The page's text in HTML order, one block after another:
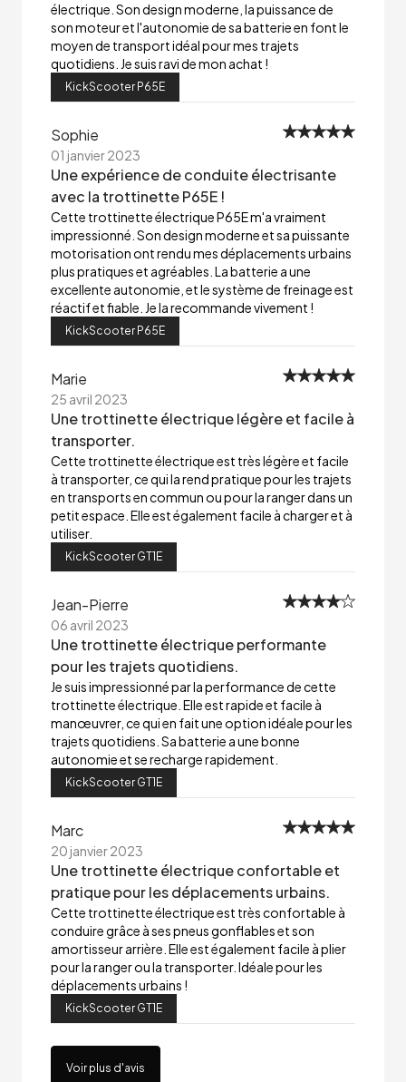
électrique. Son design moderne, la puissance de
son moteur et l'autonomie de sa batterie en font le
moyen de transport idéal pour mes trajets
quotidiens. Je suis ravi de mon achat !
KickScooter P65E
Sophie
01 janvier 2023
Une expérience de conduite électrisante
avec la trottinette P65E !
Cette trottinette électrique P65E m'a vraiment
impressionné. Son design moderne et sa puissante
motorisation ont rendu mes déplacements urbains
plus pratiques et agréables. La batterie a une
excellente autonomie, et le système de freinage est
réactif et fiable. Je la recommande vivement !
KickScooter P65E
Marie
25 avril 2023
Une trottinette électrique légère et facile à
transporter.
Cette trottinette électrique est très légère et facile
à transporter, ce qui la rend pratique pour les trajets
en transports en commun ou pour la ranger dans un
petit espace. Elle est également facile à charger et à
utiliser.
KickScooter GT1E
Jean-Pierre
06 avril 2023
Une trottinette électrique performante
pour les trajets quotidiens.
Je suis impressionné par la performance de cette
trottinette électrique. Elle est rapide et facile à
manœuvrer, ce qui en fait une option idéale pour les
trajets quotidiens. Sa batterie a une bonne
autonomie et se recharge rapidement.
KickScooter GT1E
Marc
20 janvier 2023
Une trottinette électrique confortable et
pratique pour les déplacements urbains.
Cette trottinette électrique est très confortable à
conduire grâce à ses pneus gonflables et son
amortisseur arrière. Elle est également facile à plier
pour la ranger ou la transporter. Idéale pour les
déplacements urbains !
KickScooter GT1E
Voir plus d'avis